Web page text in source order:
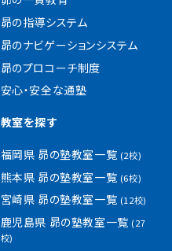
昴の指導システム
昴のナビゲーションシステム
昴のプロコーチ制度
安心・安全な通塾
教室を探す
福岡県 昴の塾教室一覧 (2校)
熊本県 昴の塾教室一覧 (6校)
宮崎県 昴の塾教室一覧 (12校)
鹿児島県 昴の塾教室一覧(27
校)